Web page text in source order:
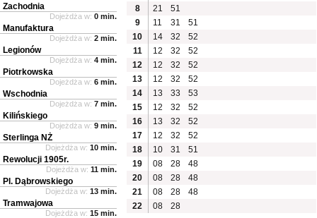
8
21
51
9
11 31
51
10
14 32
52
11
12 32
52
12
12 32
52
13
12 32
52
14
13 33
53
15
12 32
52
16
13 32
52
17
12 32
52
18
10 31
51
19
08 28
48
20
08 28
48
21
08 28
48
22
08 28
Zachodnia
Dojeżdża w: 0 min.
Manufaktura
Dojeżdża w: 2 min.
Legionów
Dojeżdża w: 4 min.
Piotrkowska
Dojeżdża w: 6 min.
Wschodnia
Dojeżdża w: 7 min.
Kilińskiego
Dojeżdża w: 9 min.
Sterlinga NŻ
Dojeżdża w: 10 min.
Rewolucji 1905r.
Dojeżdża w: 11 min.
Pl. Dąbrowskiego
Dojeżdża w: 13 min.
Tramwajowa
Dojeżdża w: 15 min.